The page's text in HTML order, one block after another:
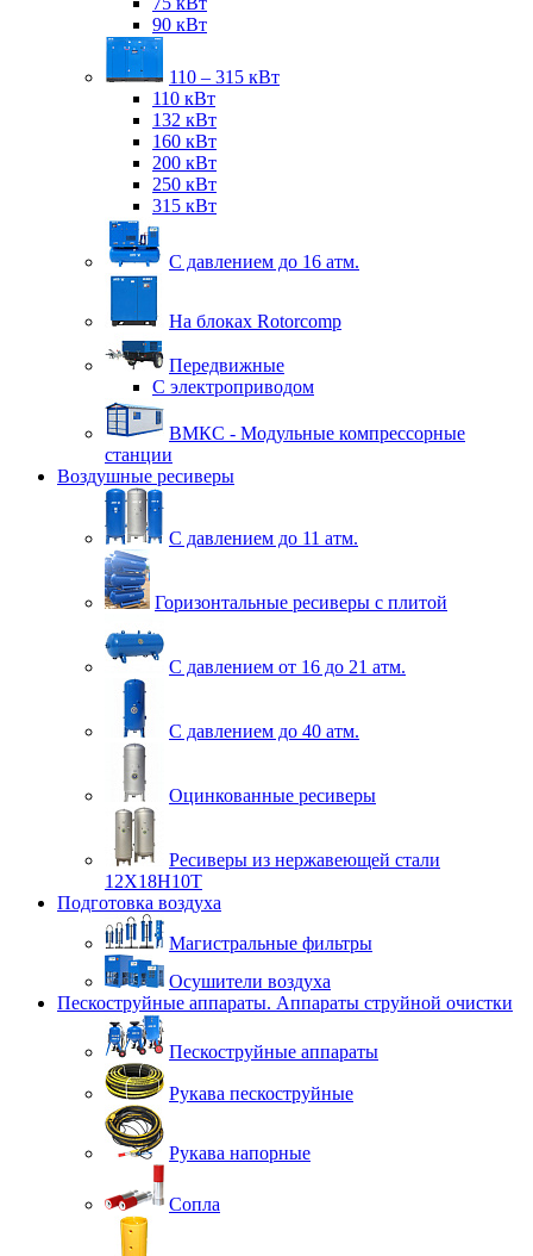
90 кВт
110 – 315 кВт
110 кВт
132 кВт
160 кВт
200 кВт
250 кВт
315 кВт
С давлением до 16 атм.
На блоках Rotorcomp
Передвижные
С электроприводом
ВМКС - Модульные компрессорные
станции
Воздушные ресиверы
С давлением до 11 атм.
Горизонтальные ресиверы с плитой
С давлением от 16 до 21 атм.
С давлением до 40 атм.
Оцинкованные ресиверы
Ресиверы из нержавеющей стали
12Х18Н10Т
Подготовка воздуха
Магистральные фильтры
Осушители воздуха
Пескоструйные аппараты. Аппараты струйной очистки
Пескоструйные аппараты
Рукава пескоструйные
Рукава напорные
Сопла